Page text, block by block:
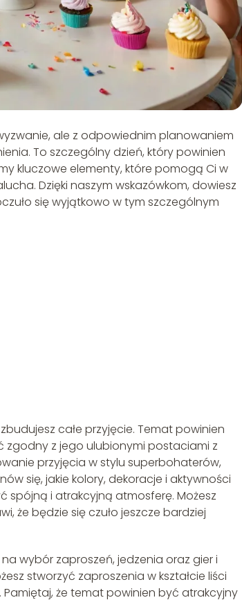
ale z odpowiednim planowaniem
To szczególny dzień, który powinien
kluczowe elementy, które pomogą Ci w
Dzięki naszym wskazówkom, dowiesz
się wyjątkowo w tym szczególnym
całe przyjęcie. Temat powinien
zgodny z jego ulubionymi postaciami z
przyjęcia w stylu superbohaterów,
się, jakie kolory, dekoracje i aktywności
i atrakcyjną atmosferę. Możesz
że będzie się czuło jeszcze bardziej
wybór zaproszeń, jedzenia oraz gier i
stworzyć zaproszenia w kształcie liści
że temat powinien być atrakcyjny